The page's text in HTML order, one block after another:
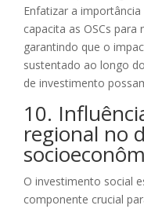
Enfatizar a
capacita as OSCs
garantindo que o
sustentado ao longo
de investimento
10.
regional no
O investimento social
componente crucial